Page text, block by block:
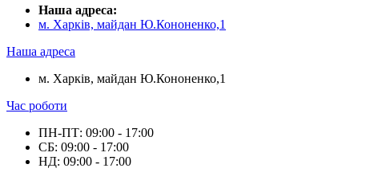
Наша адреса:
м. Харків, майдан Ю.Кононенко,1
Наша адреса
м. Харків, майдан Ю.Кононенко,1
Час роботи
ПН-ПТ: 09:00 - 17:00
СБ: 09:00 - 17:00
НД: 09:00 - 17:00